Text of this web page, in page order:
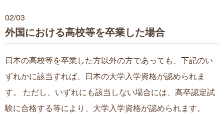
02/03
外国における高校等を卒業した場合
日本の高校等を卒業した方以外の方であっても、下記のい
ずれかに該当すれば、日本の大学入学資格が認められま
す。 ただし、いずれにも該当しない場合には、高卒認定試
験に合格する等により、大学入学資格が認められます。